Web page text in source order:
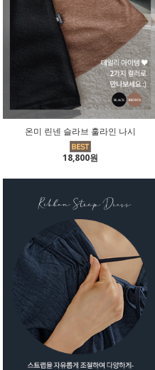
온미 린넨 슬라브 훌라인 나시
18,800원